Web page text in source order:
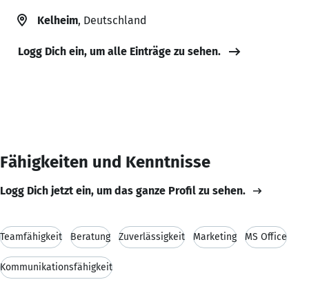
Kelheim, Deutschland
Logg Dich ein, um alle Einträge zu sehen.
Fähigkeiten und Kenntnisse
Logg Dich jetzt ein, um das ganze Profil zu sehen.
Teamfähigkeit Beratung Zuverlässigkeit Marketing MS Office
Kommunikationsfähigkeit